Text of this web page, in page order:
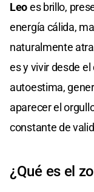
Leoes brillo,
energía cálida,
naturalmente
es y vivir desde
autoestima,
aparecer el
constante de
¿Qué es el